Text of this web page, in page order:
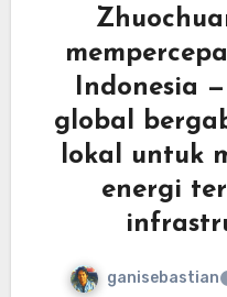
Indonesia
global
lokal untuk
energi
ganisebastian